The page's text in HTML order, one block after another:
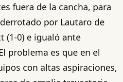
fuera de la cancha, para
por Lautaro de
(1-0) e igualó ante
problema es que en el
con altas aspiraciones,